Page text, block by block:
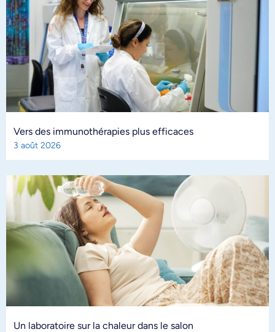
Vers des immunothérapies plus efficaces
3 août 2026
Un laboratoire sur la chaleur dans le salon